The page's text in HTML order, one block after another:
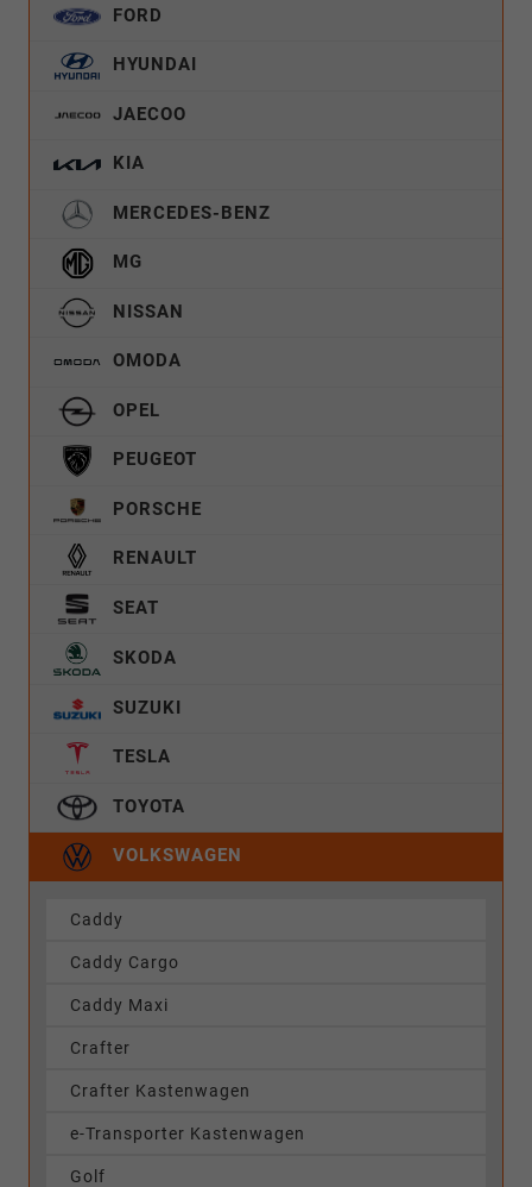
FORD
HYUNDAI
JAECOO
KIA
MERCEDES-BENZ
MG
NISSAN
OMODA
OPEL
PEUGEOT
PORSCHE
RENAULT
SEAT
SKODA
SUZUKI
TESLA
TOYOTA
VOLKSWAGEN
Caddy
Caddy Cargo
Caddy Maxi
Crafter
Crafter Kastenwagen
e-Transporter Kastenwagen
Golf